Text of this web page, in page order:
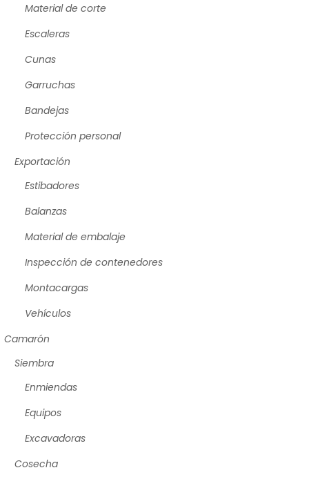
Material de corte
Escaleras
Cunas
Garruchas
Bandejas
Protección personal
Exportación
Estibadores
Balanzas
Material de embalaje
Inspección de contenedores
Montacargas
Vehículos
Camarón
Siembra
Enmiendas
Equipos
Excavadoras
Cosecha